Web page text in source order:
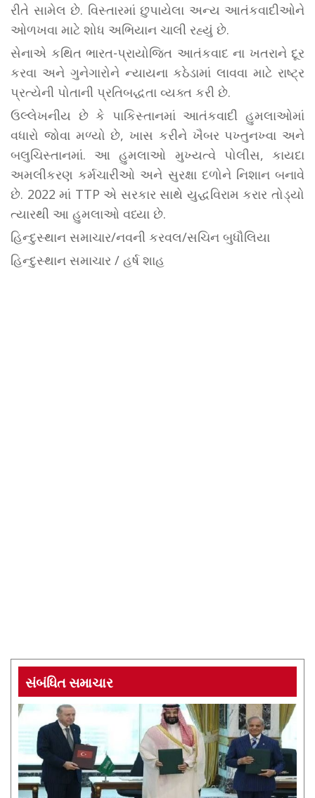
રીતે સામેલ છે. વિસ્તારમાં છુપાયેલા અન્ય આતંકવાદીઓને
ઓળખવા માટે શોધ અભિયાન ચાલી રહ્યું છે.
સેનાએ કથિત ભારત-પ્રાયોજિત આતંકવાદ ના ખતરાને દૂર
કરવા અને ગુનેગારોને ન્યાયના કઠેડામાં લાવવા માટે રાષ્ટ્ર
પ્રત્યેની પોતાની પ્રતિબદ્ધતા વ્યક્ત કરી છે.
ઉલ્લેખનીય છે કે પાકિસ્તાનમાં આતંકવાદી હુમલાઓમાં
વધારો જોવા મળ્યો છે, ખાસ કરીને ખૈબર પખ્તુનખ્વા અને
બલુચિસ્તાનમાં. આ હુમલાઓ મુખ્યત્વે પોલીસ, કાયદા
અમલીકરણ કર્મચારીઓ અને સુરક્ષા દળોને નિશાન બનાવે
છે. 2022 માં TTP એ સરકાર સાથે યુદ્ધવિરામ કરાર તોડ્યો
ત્યારથી આ હુમલાઓ વધ્યા છે.
હિન્દુસ્થાન સમાચાર/નવની કરવલ/સચિન બુધૌલિયા
હિન્દુસ્થાન સમાચાર / હર્ષ શાહ
સંબંધિત સમાચાર